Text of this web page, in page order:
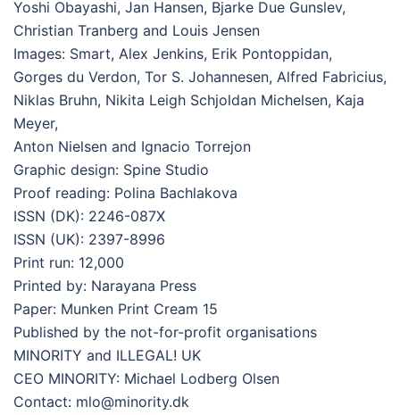
Yoshi Obayashi, Jan Hansen, Bjarke Due Gunslev,
Christian Tranberg and Louis Jensen
Images: Smart, Alex Jenkins, Erik Pontoppidan,
Gorges du Verdon, Tor S. Johannesen, Alfred Fabricius,
Niklas Bruhn, Nikita Leigh Schjoldan Michelsen, Kaja
Meyer,
Anton Nielsen and Ignacio Torrejon
Graphic design: Spine Studio
Proof reading: Polina Bachlakova
ISSN (DK): 2246-087X
ISSN (UK): 2397-8996
Print run: 12,000
Printed by: Narayana Press
Paper: Munken Print Cream 15
Published by the not-for-profit organisations
MINORITY and ILLEGAL! UK
CEO MINORITY: Michael Lodberg Olsen
Contact: mlo@minority.dk